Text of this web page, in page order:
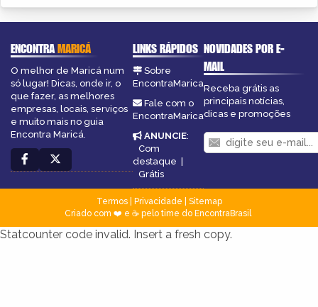
ENCONTRAMARICÁ
O melhor de Maricá num
só lugar! Dicas, onde ir, o
que fazer, as melhores
empresas, locais, serviços
e muito mais no guia
Encontra Maricá.
LINKS RÁPIDOS
Sobre
EncontraMarica
Fale com o
EncontraMarica
ANUNCIE:
Com
destaque |
Grátis
NOVIDADES POR E-
MAIL
Receba grátis as
principais notícias,
dicas e promoções
Termos| Privacidade
Sitemap
Criado com ❤️ e ☕ pelo time do EncontraBrasil
Statcounter code invalid. Insert a fresh copy.